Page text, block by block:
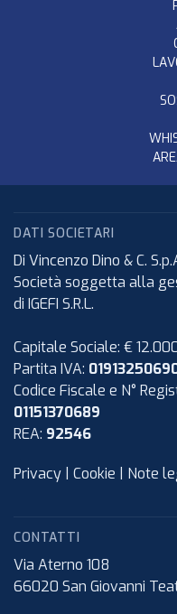
DATI SOCIETARI
Di Vincenzo Dino & C.
Società soggetta alla
di IGEFI S.R.L.
Capitale Sociale: €
Partita IVA:
Codice Fiscale e N°
01151370689
REA: 92546
Privacy Cookie Note
CONTATTI
Via Aterno 108
66020 San Giovanni